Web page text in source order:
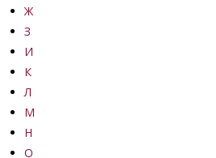
Ж
З
И
К
Л
М
Н
О